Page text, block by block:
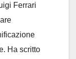
Ferrari
Ha scritto